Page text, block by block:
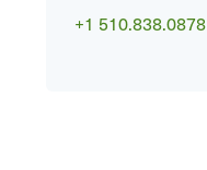
+1 510.838.0878